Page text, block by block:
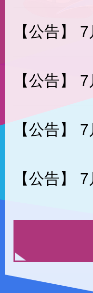
【公告】 7
【公告】 7
【公告】 7
【公告】 7